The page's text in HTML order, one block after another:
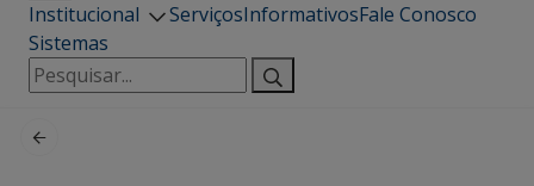
Institucional ServiçosInformativosFale Conosco
Sistemas
Pesquisar
por: